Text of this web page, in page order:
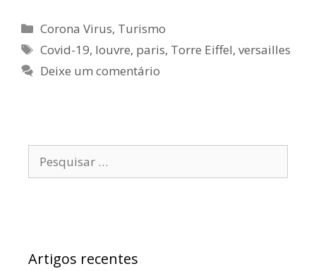
Categorias
Corona Virus, Turismo
Etiquetas
Covid-19, louvre, paris, Torre Eiffel,versailles
Deixe um comentário
por:
Artigos recentes